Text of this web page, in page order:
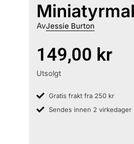
AvJessie Burton
149,00 kr
Utsolgt
Gratis frakt fra 250 kr
Sendes innen 2 virkedager